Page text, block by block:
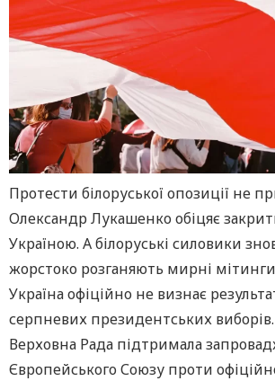
Протести білоруської опозиції не
Олександр Лукашенко обіцяє
Україною. А білоруські силовики
жорстоко розганяють мирні
Україна офіційно не визнає
серпневих президентських
Верховна Рада підтримала
Європейського Союзу проти